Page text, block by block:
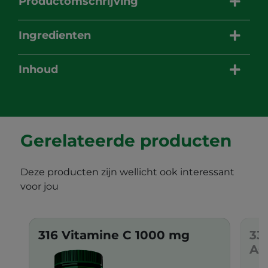
Ingredienten
Inhoud
Gerelateerde producten
Deze producten zijn wellicht ook interessant
voor jou
316 Vitamine C 1000 mg